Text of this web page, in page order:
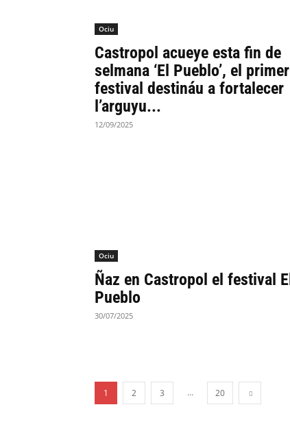
Ociu
Castropol acueye esta fin de
selmana ‘El Pueblo’, el primer
festival destináu a fortalecer
l’arguyu...
12/09/2025
Ociu
Ñaz en Castropol el festival El
Pueblo
30/07/2025
1 2 3 ... 20